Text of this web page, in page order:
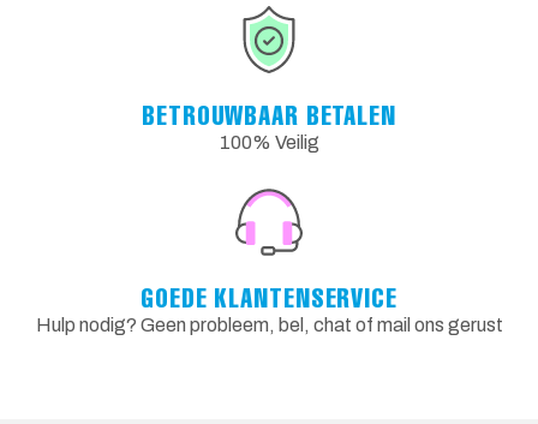
BETROUWBAAR BETALEN
100% Veilig
GOEDE KLANTENSERVICE
Hulp nodig? Geen probleem, bel, chat of mail ons gerust